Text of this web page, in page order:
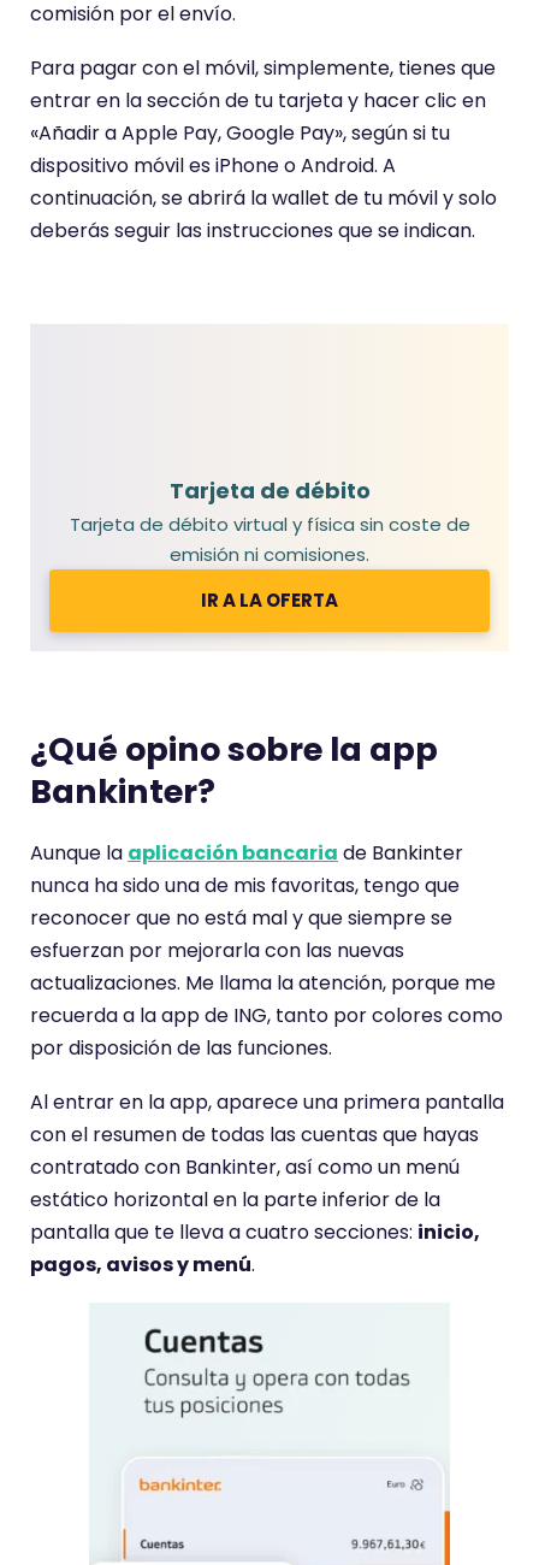
comisión por el envío.
Para pagar con el móvil, simplemente, tienes que
entrar en la sección de tu tarjeta y hacer clic en
«Añadir a Apple Pay, Google Pay», según si tu
dispositivo móvil es iPhone o Android. A
continuación, se abrirá la wallet de tu móvil y solo
deberás seguir las instrucciones que se indican.
Tarjeta de débito
Tarjeta de débito virtual y física sin coste de
emisión ni comisiones.
IR A LA OFERTA
¿Qué opino sobre la app
Bankinter?
Aunque la aplicación bancaria de Bankinter
nunca ha sido una de mis favoritas, tengo que
reconocer que no está mal y que siempre se
esfuerzan por mejorarla con las nuevas
actualizaciones. Me llama la atención, porque me
recuerda a la app de ING, tanto por colores como
por disposición de las funciones.
Al entrar en la app, aparece una primera pantalla
con el resumen de todas las cuentas que hayas
contratado con Bankinter, así como un menú
estático horizontal en la parte inferior de la
pantalla que te lleva a cuatro secciones: inicio,
pagos, avisos y menú.